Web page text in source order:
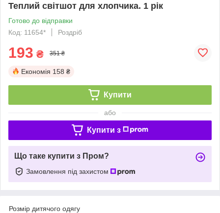
Теплий світшот для хлопчика. 1 рік
Готово до відправки
Код: 11654*
Роздріб
193 ₴ 351 ₴
Економія 158 ₴
Купити
або
Купити з
Що таке купити з Пром?
Замовлення під захистом
Розмір дитячого одягу